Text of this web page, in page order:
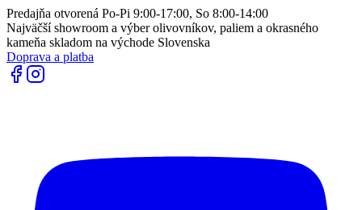
Predajňa otvorená Po-Pi 9:00-17:00, So 8:00-14:00
Najväčší showroom a výber olivovníkov, paliem a okrasného
kameňa skladom na východe Slovenska
Doprava a platba